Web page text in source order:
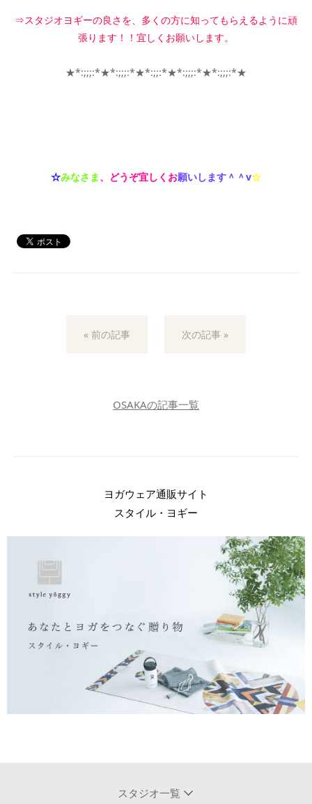
⇒スタジオヨギーの良さを、多くの方に知ってもらえるように頑
張ります！！宜しくお願いします。
★*:;;;:*★*:;;;:*★*:;;:*★*:;;;:*★*:;;;:*★
☆みなさま、 どうぞ宜しくお願いします＾＾v☆
« 前の記事 次の記事 »
OSAKAの記事一覧
ヨガウェア通販サイト
スタイル・ヨギー
スタジオ一覧